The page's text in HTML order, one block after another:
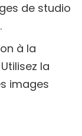
de studio
à la
la
images